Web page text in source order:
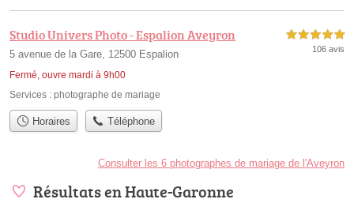
Studio Univers Photo - Espalion Aveyron
5 avenue de la Gare, 12500 Espalion
Fermé, ouvre mardi à 9h00
5,0 étoiles sur 5
106 avis
Services : photographe de mariage
Horaires Téléphone
Consulter les 6 photographes de mariage de l'Aveyron
Résultats en Haute-Garonne